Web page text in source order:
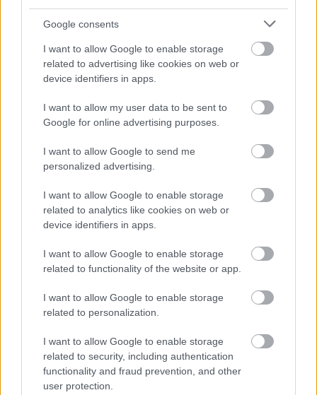
Google consents
I want to allow Google to enable storage
related to advertising like cookies on web or
device identifiers in apps.
I want to allow my user data to be sent to
Google for online advertising purposes.
I want to allow Google to send me
personalized advertising.
I want to allow Google to enable storage
related to analytics like cookies on web or
device identifiers in apps.
I want to allow Google to enable storage
related to functionality of the website or app.
I want to allow Google to enable storage
related to personalization.
I want to allow Google to enable storage
related to security, including authentication
functionality and fraud prevention, and other
user protection.
Συνεχίζουμε με τις υπόλοιπες στρώσεις έως ότου
τελειώσουν όλα τα υλικά. Στο τέλος ρίχνουμε
ελαιόλαδο και το δεντρολίβανο και ψήνουμε για
περίπου 40 λεπτά. Μόλις ψηθεί κόβουμε σε
κομμάτια και σερβίρουμε.